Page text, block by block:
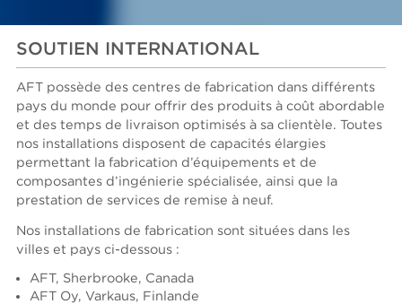
SOUTIEN INTERNATIONAL
AFT possède des centres de fabrication dans différents
pays du monde pour offrir des produits à coût abordable
et des temps de livraison optimisés à sa clientèle. Toutes
nos installations disposent de capacités élargies
permettant la fabrication d’équipements et de
composantes d’ingénierie spécialisée, ainsi que la
prestation de services de remise à neuf.
Nos installations de fabrication sont situées dans les
villes et pays ci-dessous :
AFT, Sherbrooke, Canada
AFT Oy, Varkaus, Finlande